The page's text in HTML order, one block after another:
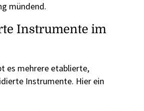
mündend.
Instrumente im
es mehrere etablierte,
Instrumente. Hier ein